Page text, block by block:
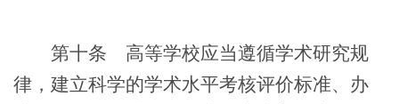
第十条 高等学校应当遵循学术研究规
律，建立科学的学术水平考核评价标准、办